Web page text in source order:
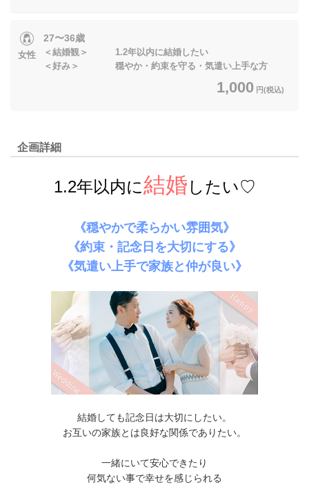
女性
27〜36歳
＜結婚観＞ 1.2年以内に結婚したい
＜好み＞ 穏やか・約束を守る・気遣い上手な方
1,000 円(税込)
企画詳細
1.2年以内に結婚 したい♡
《穏やかで柔らかい雰囲気》
《約束・記念日を大切にする》
《気遣い上手で家族と仲が良い》
結婚しても記念日は大切にしたい。
お互いの家族とは良好な関係でありたい。
一緒にいて安心できたり
何気ない事で幸せを感じられる